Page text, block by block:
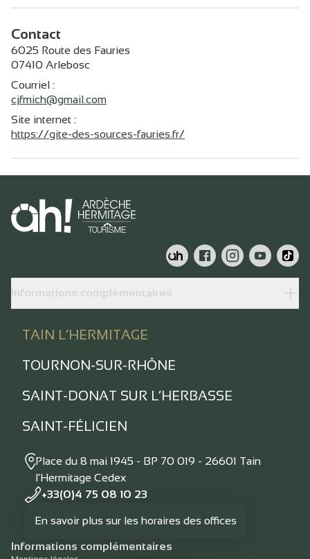
Contact
6025 Route des Fauries
07410 Arlebosc
Courriel :
cjfmich@gmail.com
Site internet :
https://gite-des-sources-fauries.fr/
Informations complémentaires
TAIN L’HERMITAGE
TOURNON-SUR-RHÔNE
SAINT-DONAT SUR L’HERBASSE
SAINT-FÉLICIEN
Place du 8 mai 1945 - BP 70 019 - 26601 Tain
l'Hermitage Cedex
+33(0)4 75 08 10 23
En savoir plus sur les horaires des offices
Informations complémentaires